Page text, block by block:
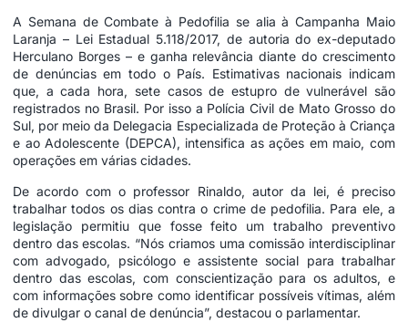
A Semana de Combate à Pedofilia se alia à Campanha Maio
Laranja – Lei Estadual 5.118/2017, de autoria do ex-deputado
Herculano Borges – e ganha relevância diante do crescimento
de denúncias em todo o País. Estimativas nacionais indicam
que, a cada hora, sete casos de estupro de vulnerável são
registrados no Brasil. Por isso a Polícia Civil de Mato Grosso do
Sul, por meio da Delegacia Especializada de Proteção à Criança
e ao Adolescente (DEPCA), intensifica as ações em maio, com
operações em várias cidades.
De acordo com o professor Rinaldo, autor da lei, é preciso
trabalhar todos os dias contra o crime de pedofilia. Para ele, a
legislação permitiu que fosse feito um trabalho preventivo
dentro das escolas. “Nós criamos uma comissão interdisciplinar
com advogado, psicólogo e assistente social para trabalhar
dentro das escolas, com conscientização para os adultos, e
com informações sobre como identificar possíveis vítimas, além
de divulgar o canal de denúncia”, destacou o parlamentar.